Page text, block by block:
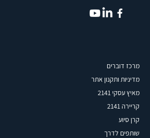
מרכז דוברים
מדיניות ותקנון אתר
מאיץ עסקי 2141
קריירה 2141
קרן סיוע
שותפים לדרך